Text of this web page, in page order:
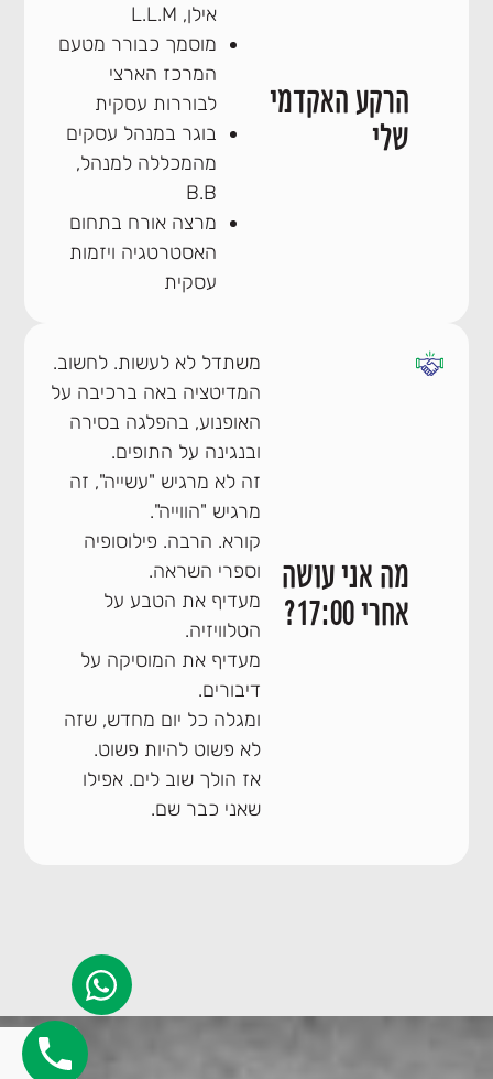
הרקע האקדמי
שלי
אילן, L.L.M
מוסמך כבורר מטעם
המרכז הארצי
לבוררות עסקית
בוגר במנהל עסקים
מהמכללה למנהל,
B.B
מרצה אורח בתחום
האסטרטגיה ויזמות
עסקית
מה אני עושה
אחרי 17:00?
משתדל לא לעשות. לחשוב.
המדיטציה באה ברכיבה על
האופנוע, בהפלגה בסירה
ובנגינה על התופים.
זה לא מרגיש "עשייה", זה
מרגיש "הווייה".
קורא. הרבה. פילוסופיה
וספרי השראה.
מעדיף את הטבע על
הטלוויזיה.
מעדיף את המוסיקה על
דיבורים.
ומגלה כל יום מחדש, שזה
לא פשוט להיות פשוט.
אז הולך שוב לים. אפילו
שאני כבר שם.